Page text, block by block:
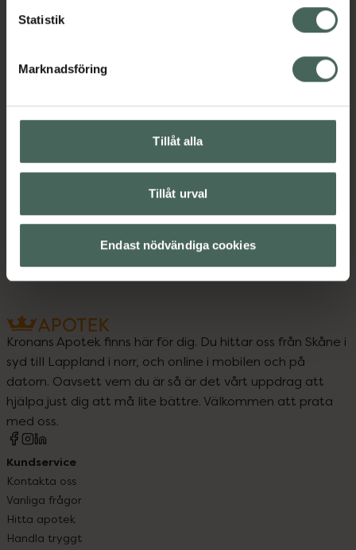
Statistik
Marknadsföring
Tillåt alla
Tillåt urval
Endast nödvändiga cookies
Visa
Upptäck flera produkter inom
Nikotintuggummin
Kronans Apotek finns här för dig. Du hittar oss från Skåne i
syd till Lappland i norr, och online i mobilen och på
datorn. Oavsett vem du är så är det vårt uppdrag att
hjälpa just dig att må lite bättre. Välkommen att prata
med oss.
Kundservice
Kontakta oss
Vanliga frågor
Hitta apotek
Handla tryggt